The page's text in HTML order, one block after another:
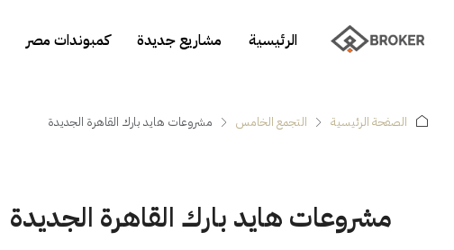
الرئيسية مشاريع جديدة كمبوندات مصر
الصفحة الرئيسية التجمع الخامس مشروعات هايد بارك القاهرة الجديدة
مشروعات هايد بارك القاهرة الجديدة